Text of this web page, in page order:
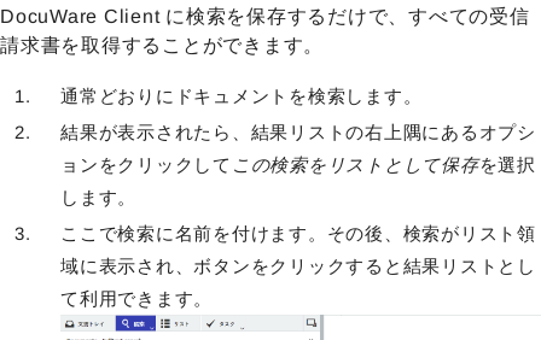
DocuWare Client に検索を保存するだけで、すべての受信
請求書を取得することができます。
通常どおりにドキュメントを検索します。
結果が表示されたら、結果リストの右上隅にあるオプシ
ョンをクリックして この検索をリストとして保存を選択
します。
ここで検索に名前を付けます。その後、検索がリスト領
域に表示され、ボタンをクリックすると結果リストとし
て利用できます。